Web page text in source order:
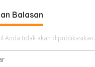
Balasan
Anda tidak akan dipublikasikan.